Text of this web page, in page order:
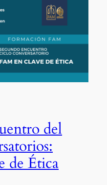
del
de Ética